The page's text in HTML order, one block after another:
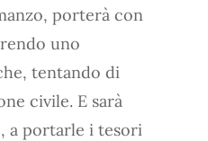
porterà con
uno
tentando di
civile. E sarà
a portarle i tesori